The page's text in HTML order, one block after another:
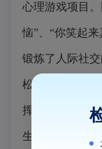
心理游戏项目
恼”、“你笑起
锻炼了人际社
松身心。其中
挥了自身的优
生花”活动则让